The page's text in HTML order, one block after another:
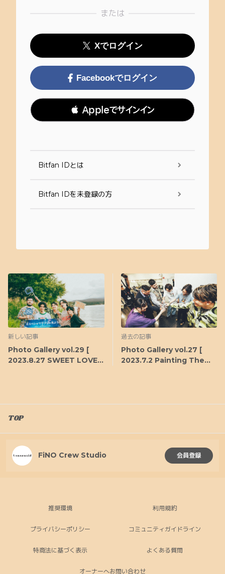
または
Xでログイン
Facebookでログイン
 Appleでサインイン
Bitfan IDとは
Bitfan IDを未登録の方
新しい記事
Photo Gallery vol.29 [
2023.8.27 SWEET LOVE
過去の記事
Photo Gallery vol.27 [
2023.7.2 Painting The
TOP
FiNO Crew Studio 会員登録
推奨環境 利用規約
プライバシーポリシー コミュニティガイドライン
特商法に基づく表示 よくある質問
オーナーへお問い合わせ